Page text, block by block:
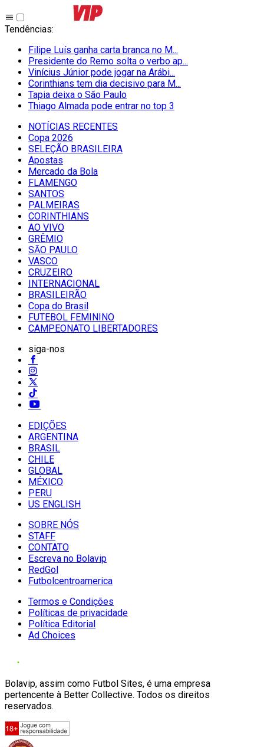
Tendências:
Filipe Luís ganha carta branca no M...
Presidente do Remo solta o verbo ap...
Vinícius Júnior pode jogar na Arábi...
Corinthians tem dia decisivo para M...
Tapia deixa o São Paulo
Thiago Almada pode entrar no top 3
NOTÍCIAS RECENTES
Copa 2026
SELEÇÃO BRASILEIRA
Apostas
Mercado da Bola
FLAMENGO
SANTOS
PALMEIRAS
CORINTHIANS
AO VIVO
GRÊMIO
SĀO PAULO
VASCO
CRUZEIRO
INTERNACIONAL
BRASILEIRÃO
Copa do Brasil
FUTEBOL FEMININO
CAMPEONATO LIBERTADORES
siga-nos
EDIÇÕES
ARGENTINA
BRASIL
CHILE
GLOBAL
MÉXICO
PERU
US ENGLISH
SOBRE NÓS
STAFF
CONTATO
Escreva no Bolavip
RedGol
Futbolcentroamerica
Termos e Condições
Políticas de privacidade
Política Editorial
Ad Choices
Bolavip, assim como Futbol Sites, é uma empresa
pertencente à Better Collective. Todos os direitos
reservados.